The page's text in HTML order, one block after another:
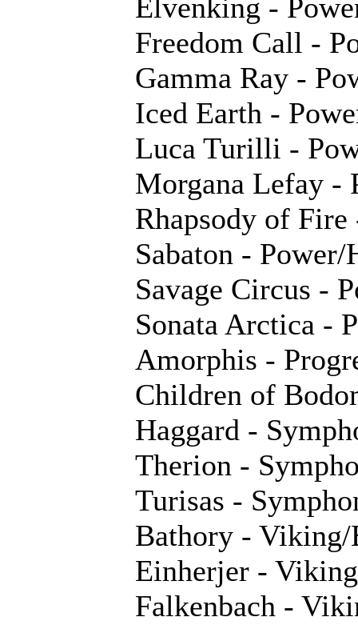
Elvenking -
Freedom Call -
Gamma Ray -
Iced Earth -
Luca Turilli -
Morgana Lefay -
Rhapsody of
Sabaton - Power/
Savage Circus -
Sonata Arctica -
Amorphis -
Children of
Haggard -
Therion -
Turisas -
Bathory - Viking/
Einherjer - Viking
Falkenbach -